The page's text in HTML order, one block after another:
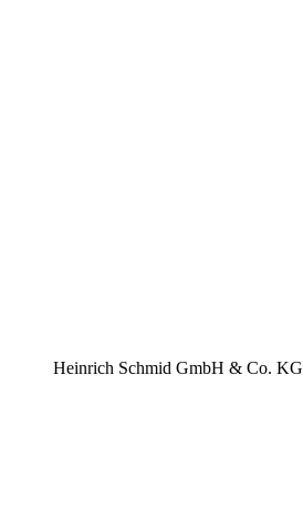
Heinrich Schmid GmbH & Co. KG